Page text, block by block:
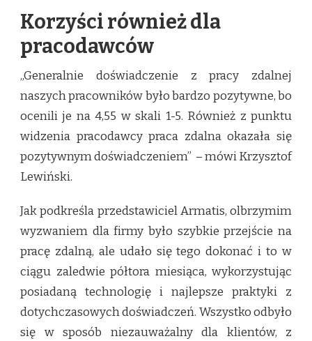
Korzyści również dla
pracodawców
„Generalnie doświadczenie z pracy zdalnej
naszych pracowników było bardzo pozytywne, bo
ocenili je na 4,55 w skali 1-5. Również z punktu
widzenia pracodawcy praca zdalna okazała się
pozytywnym doświadczeniem” – mówi Krzysztof
Lewiński.
Jak podkreśla przedstawiciel Armatis, olbrzymim
wyzwaniem dla firmy było szybkie przejście na
pracę zdalną, ale udało się tego dokonać i to w
ciągu zaledwie półtora miesiąca, wykorzystując
posiadaną technologię i najlepsze praktyki z
dotychczasowych doświadczeń. Wszystko odbyło
się w sposób niezauważalny dla klientów, z